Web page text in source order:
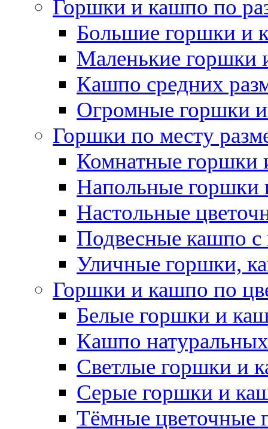
Горшки и кашпо по
Большие горшки и
Маленькие горшки
Кашпо средних
Огромные горшки
Горшки по месту
Комнатные горшки
Напольные горшки
Настольные
Подвесные кашпо с
Уличные горшки,
Горшки и кашпо по
Белые горшки и
Кашпо
Светлые горшки и
Серые горшки и
Тёмные цветочные